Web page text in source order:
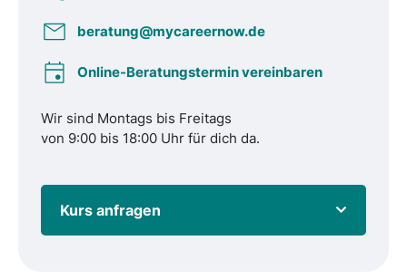
beratung@mycareernow.de
Online-Beratungstermin vereinbaren
Wir sind Montags bis Freitags
von 9:00 bis 18:00 Uhr für dich da.
Kurs anfragen